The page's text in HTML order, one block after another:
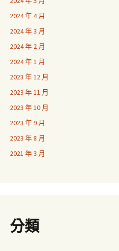
2024 年 4 月
2024 年 3 月
2024 年 2 月
2024 年 1 月
2023 年 12 月
2023 年 11 月
2023 年 10 月
2023 年 9 月
2023 年 8 月
2021 年 3 月
分類